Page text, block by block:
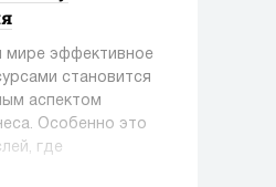
мире эффективное
становится
аспектом
Особенно это
где
ключевую роль